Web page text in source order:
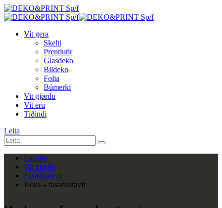
Vit gera
Skelti
Prentlutir
Glasdeko
Bildeko
Folia
Búmerki
Vit gjørdu
Vit eru
Tíðindi
Leita
Forsíða
Vit gjørdu
Fasadustavir
Koks – fasadustavir